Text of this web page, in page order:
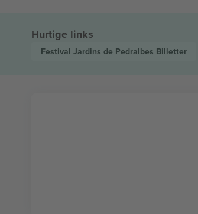
Hurtige links
Festival Jardins de Pedralbes Billetter